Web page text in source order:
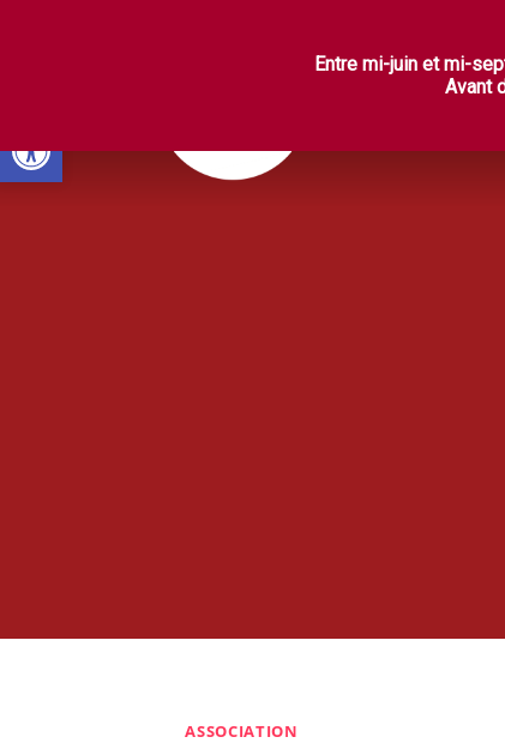
ASSOCIATION
Entre mi-juin et mi-
Avant